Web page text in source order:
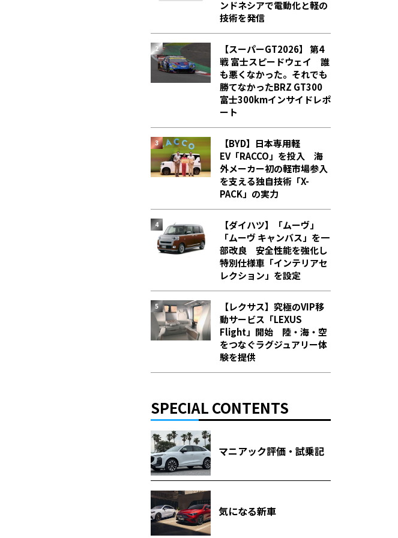
ンドネシアで電動化と軽の
技術を発信
【スーパーGT2026】 第4
戦 富士スピードウェイ 誰
も悪くなかった。それでも
勝てなかった――BRZ GT300
富士300kmインサイドレポ
ート
【BYD】日本専用軽
EV「RACCO」を投入 海
外メーカー初の軽市場参入
を支える独自技術「X-
PACK」の実力
【ダイハツ】「ムーヴ」
「ムーヴ キャンバス」を一
部改良 安全性能を強化し
特別仕様車「インテリアセ
レクション」を設定
【レクサス】究極のVIP移
動サービス「LEXUS
Flight」開始 陸・海・空
をつなぐラグジュアリー体
験を提供
SPECIAL CONTENTS
マニアック評価・試乗記
気になる新車